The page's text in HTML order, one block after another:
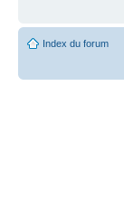
Index du forum